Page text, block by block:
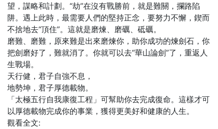
望，謀略和計劃。“劫”在沒有戰勝前，就是難關，攔路陷
阱。遇上此時，最需要人們的堅持正念，要努力不懈，鍥而
不捨地去“頂住”。這就是磨煉、磨礪、砥礪。
磨難、磨難，原來難是出來磨煉你，助你成功的煉劍石，你
把劍磨好了，難就消了。你就可以去“華山論劍”了，重返人
生戰場。
天行健，君子自強不息，
地勢坤，君子厚德載物。
「太極五行自我康復工程」可幫助你去完成復命。這樣才可
以厚德載物完成你的事業，獲得更美好和健康的人生。
觀看全文: